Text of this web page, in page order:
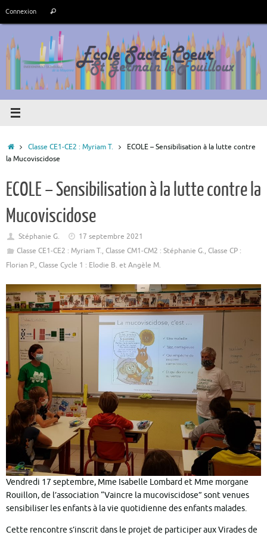
Connexion
:
Rechercher
Accueil
Classe CE1-CE2 : Myriam T.
ECOLE – Sensibilisation à la lutte contre
la Mucoviscidose
ECOLE – Sensibilisation à la lutte contre la
Mucoviscidose
Stéphanie G.
17 septembre 2021
Classe CE1-CE2 : Myriam T., Classe CM1-CM2 : Stéphanie G., Classe CP :
Florian P., Classe Cycle 1 : Elodie B. et Angèle M.
Vendredi 17 septembre, Mme Isabelle Lombard et Mme morgane
Rouillon, de l’association “Vaincre la mucoviscidose” sont venues
sensibiliser les enfants à la vie quotidienne des enfants malades.
Cette rencontre s’inscrit dans le projet de participer aux Virades de